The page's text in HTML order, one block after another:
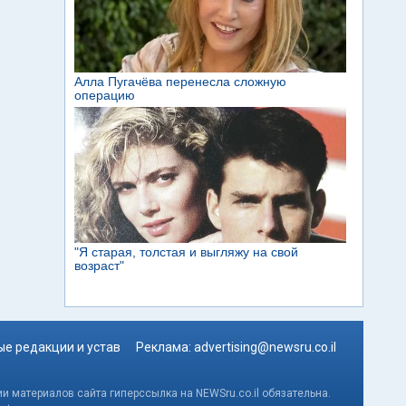
редакции и устав Реклама: advertising@newsru.co.il
сайта гиперссылка на NEWSru.co.il обязательна.